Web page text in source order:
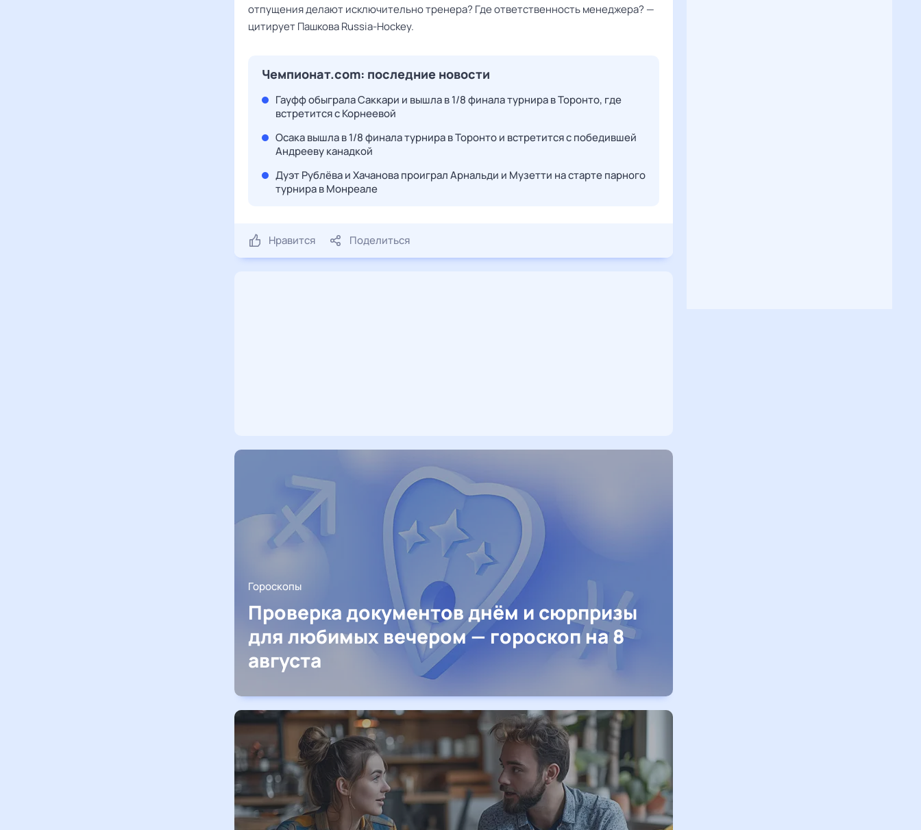
отпущения делают исключительно тренера? Где ответственность менеджера? —
цитируетПашковаRussia-Hockey.
Чемпионат.com: последние новости
Гауфф обыграла Саккари и вышла в 1/8 финала турнира в Торонто, где
встретится с Корнеевой
Осака вышла в 1/8 финала турнира в Торонто и встретится с победившей
Андрееву канадкой
Дуэт Рублёва и Хачанова проиграл Арнальди и Музетти на старте парного
турнира в Монреале
Нравится Поделиться
Гороскопы
Проверка документов днём и сюрпризы
для любимых вечером — гороскоп на 8
августа